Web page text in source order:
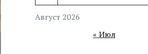
Август 2026
« Июл